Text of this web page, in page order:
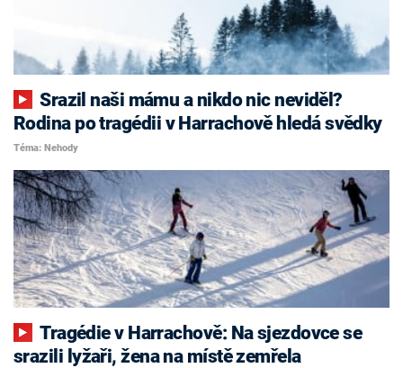
Srazil naši mámu a nikdo nic neviděl?
Rodina po tragédii v Harrachově hledá svědky
Téma: Nehody
Tragédie v Harrachově: Na sjezdovce se
srazili lyžaři, žena na místě zemřela